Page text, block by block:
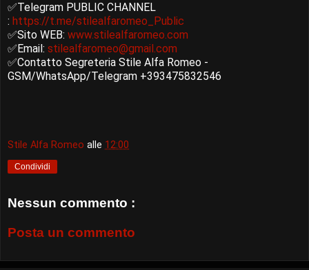
✅Telegram PUBLIC CHANNEL
: https://t.me/stilealfaromeo_Public
✅Sito WEB: www.stilealfaromeo.com
✅Email: stilealfaromeo@gmail.com
✅Contatto Segreteria Stile Alfa Romeo -
GSM/WhatsApp/Telegram +393475832546
Stile Alfa Romeo alle 12:00
Condividi
Nessun commento :
Posta un commento